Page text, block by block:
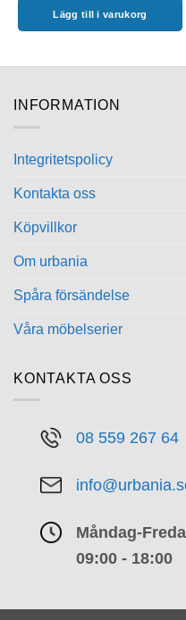
Lägg till i varukorg
INFORMATION
Integritetspolicy
Kontakta oss
Köpvillkor
Om urbania
Spåra försändelse
Våra möbelserier
KONTAKTA OSS
08 559 267 64
Måndag-
09:00 - 18:00